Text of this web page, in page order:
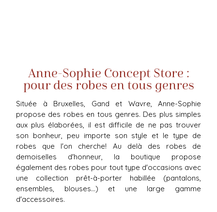
Anne-Sophie Concept Store :
pour des robes en tous genres
Située à Bruxelles, Gand et Wavre, Anne-Sophie
propose des robes en tous genres. Des plus simples
aux plus élaborées, il est difficile de ne pas trouver
son bonheur, peu importe son style et le type de
robes que l'on cherche! Au delà des robes de
demoiselles d'honneur, la boutique propose
également des robes pour tout type d'occasions avec
une collection prêt-à-porter habillée (pantalons,
ensembles, blouses...) et une large gamme
d'accessoires.